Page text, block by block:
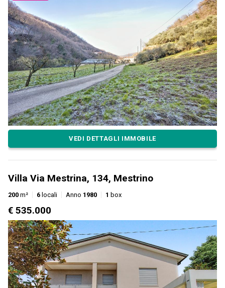
VEDI DETTAGLI IMMOBILE
Villa Via Mestrina, 134, Mestrino
200 m² 6 locali Anno 1980 1 box
€ 535.000